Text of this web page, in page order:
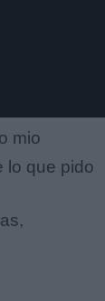
mio
lo que pido